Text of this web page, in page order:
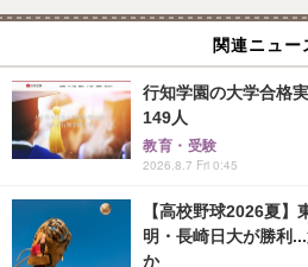
関連ニュー
行知学園の大学合格
149人
教育・受験
2026.8.7 Fri 0:45
【高校野球2026夏
明・長崎日大が勝利
か